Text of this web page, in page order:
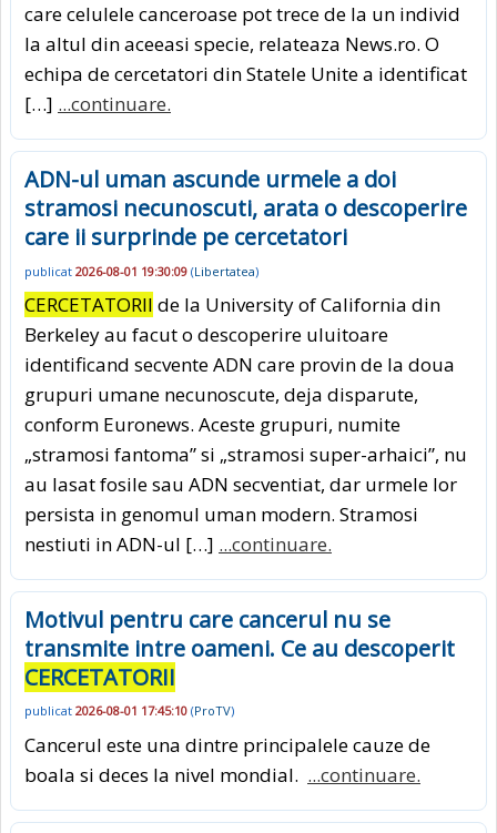
care celulele canceroase pot trece de la un individ
la altul din aceeasi specie, relateaza News.ro. O
echipa de cercetatori din Statele Unite a identificat
[…] ...continuare.
ADN-ul uman ascunde urmele a doi
stramosi necunoscuti, arata o descoperire
care ii surprinde pe cercetatori
publicat 2026-08-01 19:30:09 (Libertatea)
CERCETATORII de la University of California din
Berkeley au facut o descoperire uluitoare
identificand secvente ADN care provin de la doua
grupuri umane necunoscute, deja disparute,
conform Euronews. Aceste grupuri, numite
„stramosi fantoma” si „stramosi super-arhaici”, nu
au lasat fosile sau ADN secventiat, dar urmele lor
persista in genomul uman modern. Stramosi
nestiuti in ADN-ul […] ...continuare.
Motivul pentru care cancerul nu se
transmite intre oameni. Ce au descoperit
CERCETATORII
publicat 2026-08-01 17:45:10 (ProTV)
Cancerul este una dintre principalele cauze de
boala si deces la nivel mondial. ...continuare.